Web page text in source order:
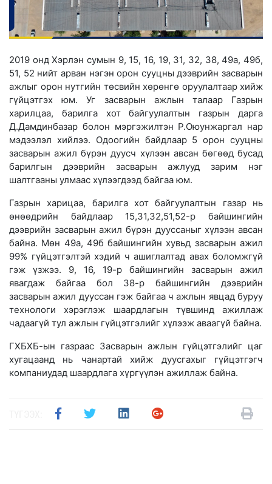
2019 онд Хэрлэн сумын 9, 15, 16, 19, 31, 32, 38, 49а, 49б,
51, 52 нийт арван нэгэн орон сууцны дээврийн засварын
ажлыг орон нутгийн төсвийн хөрөнгө оруулалтаар хийж
гүйцэтгэх юм. Уг засварын ажлын талаар Газрын
харилцаа, барилга хот байгуулалтын газрын дарга
Д.Дамдинбазар болон мэргэжилтэн Р.Оюунжаргал нар
мэдээлэл хийлээ. Одоогийн байдлаар 5 орон сууцны
засварын ажил бүрэн дуусч хүлээн авсан бөгөөд бусад
барилгын дээврийн засварын ажлууд зарим нэг
шалтгааны улмаас хүлээгдээд байгаа юм.
Газрын харицаа, барилга хот байгуулалтын газар нь
өнөөдрийн байдлаар 15,31,32,51,52-р байшингийн
дээврийн засварын ажил бүрэн дууссаныг хүлээн авсан
байна. Мөн 49а, 49б байшингийн хувьд засварын ажил
99% гүйцэтгэлтэй хэдий ч ашиглалтад авах боломжгүй
гэж үзжээ. 9, 16, 19-р байшингийн засварын ажил
явагдаж байгаа бол 38-р байшингийн дээврийн
засварын ажил дууссан гэж байгаа ч ажлын явцад буруу
технологи хэрэглэж шаардлагын түвшинд ажиллаж
чадаагүй тул ажлын гүйцэтгэлийг хүлээж аваагүй байна.
ГХБХБ-ын газраас Засварын ажлын гүйцэтгэлийг цаг
хугацаанд нь чанартай хийж дуусгахыг гүйцэтгэгч
компаниудад шаардлага хүргүүлэн ажиллаж байна.